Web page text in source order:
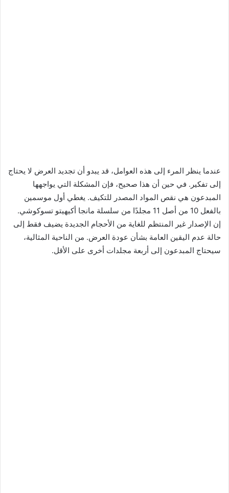
عندما ينظر المرء إلى هذه العوامل، قد يبدو أن تجديد العرض لا يحتاج
إلى تفكير. في حين أن هذا صحيح، فإن المشكلة التي يواجهها
المبدعون هي نقص المواد المصدر للتكيف. يغطي أول موسمين
بالفعل 10 من أصل 11 مجلدًا من سلسلة مانجا أكيهيتو تسوكوشي.
إن الإصدار غير المنتظم للغاية من الأحجام الجديدة يضيف فقط إلى
حالة عدم اليقين العامة بشأن عودة العرض. من الناحية المثالية،
سيحتاج المبدعون إلى أربعة مجلدات أخرى على الأقل.